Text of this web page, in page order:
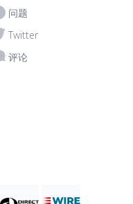
问题
Twitter
评论